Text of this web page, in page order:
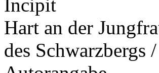
Incipit
Hart an der
des